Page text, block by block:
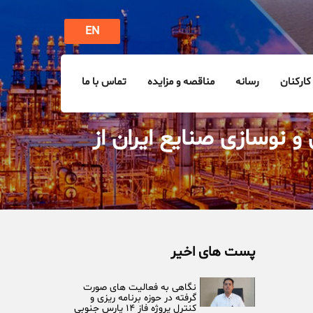
EN
کارکنان رسانه مناقصه و مزایده تماس با ما
صنایع ایران از
پست های اخیر
‏نگاهی به فعالیت های صورت
گرفته در حوزه برنامه ریزی و
کنترل پروژه فاز ۱۴ پارس جنوبی